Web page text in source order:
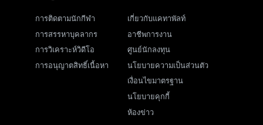
การติดตามนักกีฬา
การสรรหาบุคลากร
การวิเคราะห์วิดีโอ
การอนุญาตสิทธิ์เนื้อหา
เกี่ยวกับแคทาพัลท์
อาชีพการงาน
ศูนย์นักลงทุน
นโยบายความเป็นส่วนตัว
เงื่อนไขมาตรฐาน
นโยบายคุกกี้
ห้องข่าว